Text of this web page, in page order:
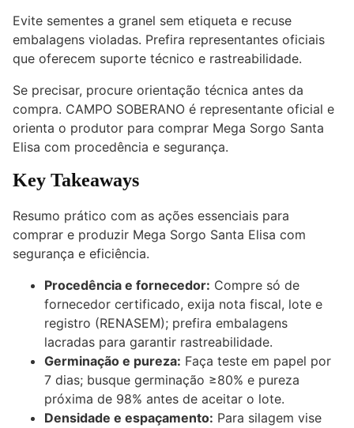
Evite sementes a granel sem etiqueta e recuse
embalagens violadas. Prefira representantes oficiais
que oferecem suporte técnico e rastreabilidade.
Se precisar, procure orientação técnica antes da
compra. CAMPO SOBERANO é representante oficial e
orienta o produtor para comprar Mega Sorgo Santa
Elisa com procedência e segurança.
Key Takeaways
Resumo prático com as ações essenciais para
comprar e produzir Mega Sorgo Santa Elisa com
segurança e eficiência.
Procedência e fornecedor: Compre só de
fornecedor certificado, exija nota fiscal, lote e
registro (RENASEM); prefira embalagens
lacradas para garantir rastreabilidade.
Germinação e pureza: Faça teste em papel por
7 dias; busque germinação ≥80% e pureza
próxima de 98% antes de aceitar o lote.
Densidade e espaçamento: Para silagem vise